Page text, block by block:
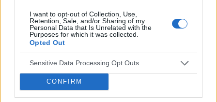
I want to opt-out of Collection, Use,
Retention, Sale, and/or Sharing of my
Personal Data that Is Unrelated with the
Purposes for which it was collected.
Opted Out
Sensitive Data Processing Opt Outs
CONFIRM
gość
Techykardia a leki przeciwdepresyjne
Witam, od jakiegoś pół roku zmagam się z
techykardią (tetno ok 130). Byłem u kardiologa i
zapisał mi propanol. Mam go brać tylko wtedy